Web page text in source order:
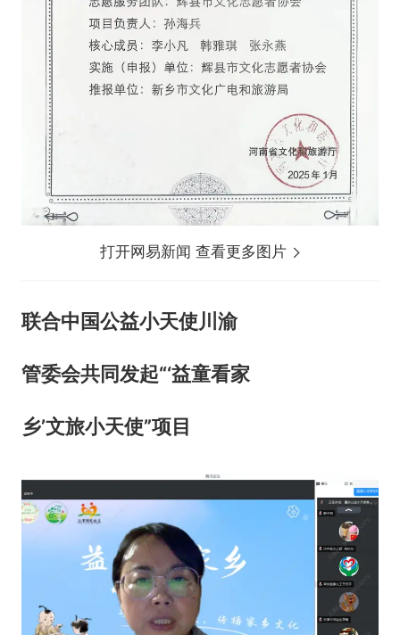
打开网易新闻 查看更多图片
联合中国公益小天使川渝
管委会共同发起“‘益童看家
乡’文旅小天使”项目